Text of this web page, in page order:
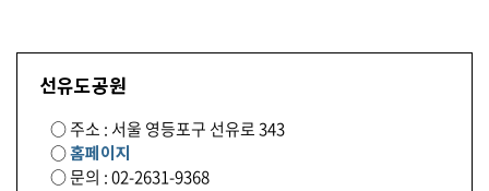
선유도공원
○ 주소 : 서울 영등포구 선유로 343
○홈페이지
○ 문의 : 02-2631-9368